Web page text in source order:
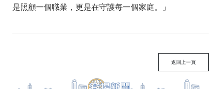
是照顧一個職業，更是在守護每一個家庭。」
返回上一頁